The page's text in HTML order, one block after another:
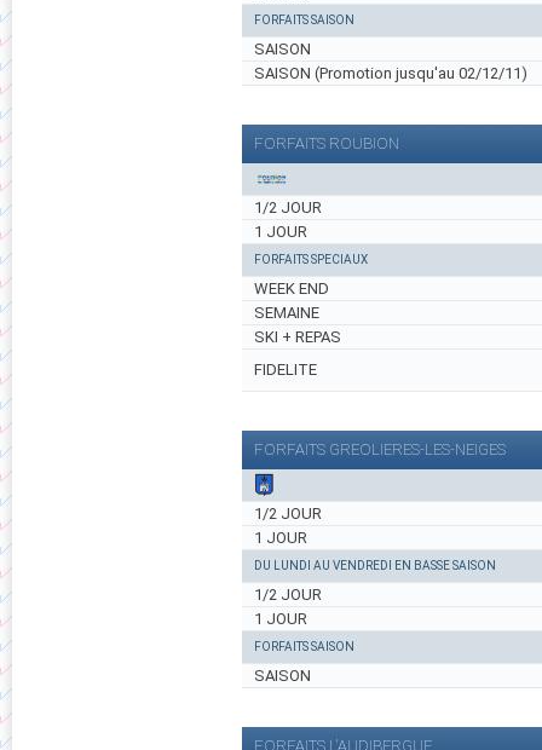
FORFAITS SAISON
SAISON
SAISON (Promotion jusqu'au 02/12/11)
FORFAITS ROUBION
1/2 JOUR
1 JOUR
FORFAITS SPECIAUX
WEEK END
SEMAINE
SKI + REPAS
FIDELITE
FORFAITS GREOLIERES-LES-NEIGES
1/2 JOUR
1 JOUR
DU LUNDI AU VENDREDI EN BASSE SAISON
1/2 JOUR
1 JOUR
FORFAITS SAISON
SAISON
FORFAITS L'AUDIBERGUE